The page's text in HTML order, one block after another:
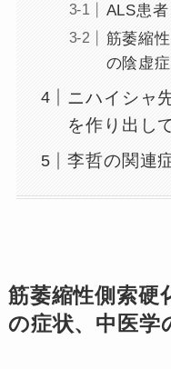
ALS患
筋萎縮
の陰虚
ニハイシャ
を作り出し
李哲の関連
筋萎縮性側索硬
の症状、中医学